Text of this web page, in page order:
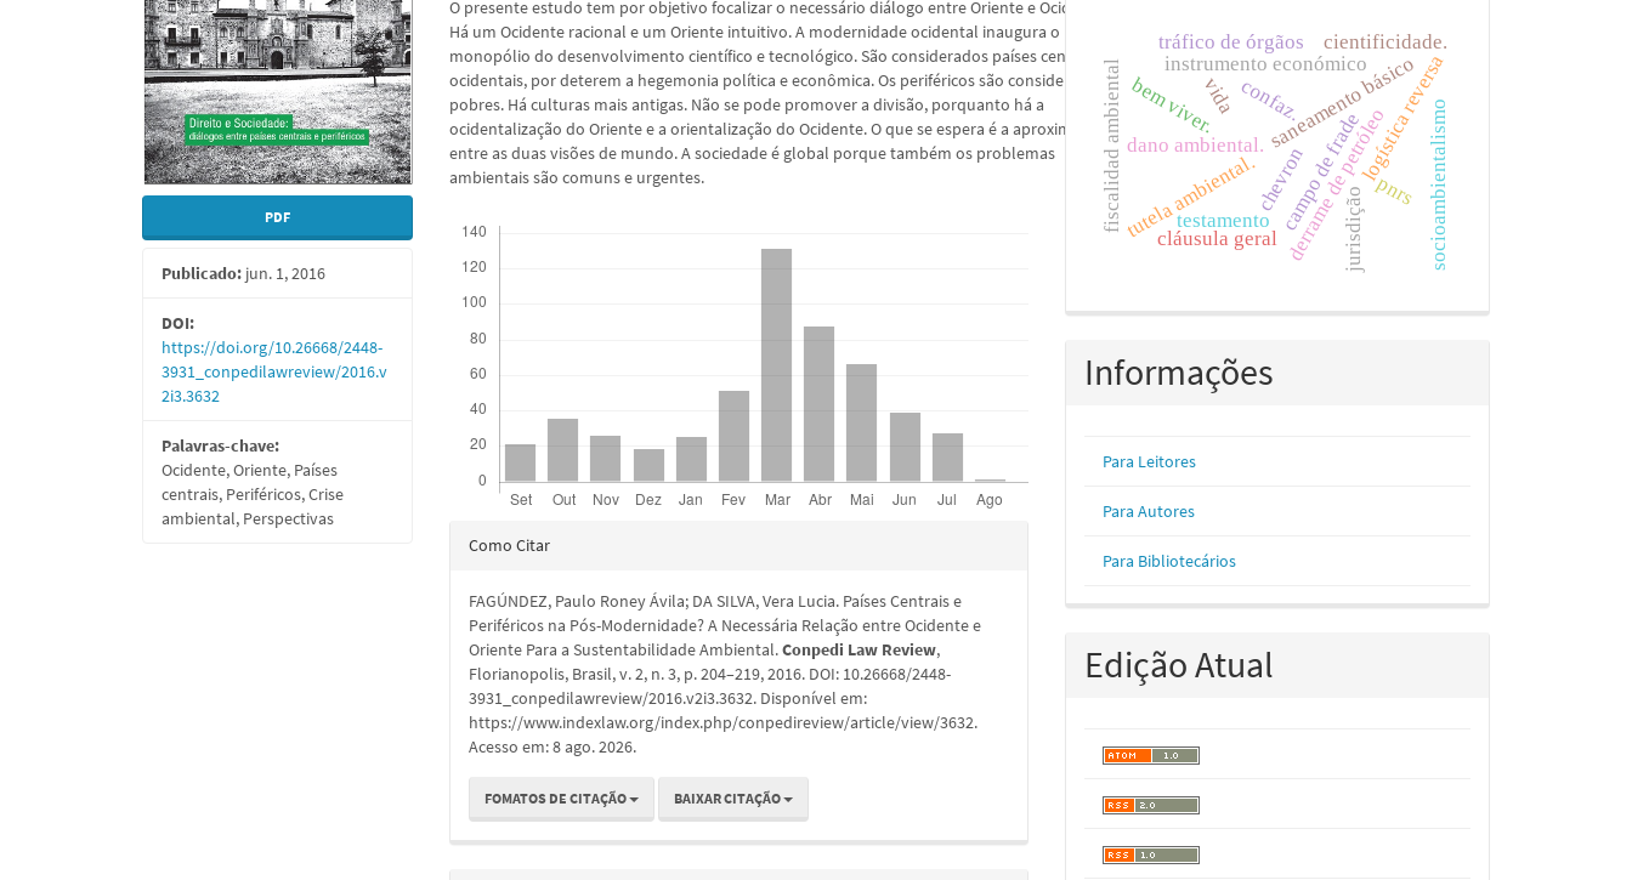
PDF
Publicado: jun. 1, 2016
DOI:
https://doi.org/10.26668/2448-
3931_conpedilawreview/2016.v
2i3.3632
Palavras-chave:
Ocidente, Oriente, Países
centrais, Periféricos, Crise
ambiental, Perspectivas
O presente estudo tem por objetivo focalizar o necessário diálogo entre Oriente e Ocidente.
Há um Ocidente racional e um Oriente intuitivo. A modernidade ocidental inaugura o
monopólio do desenvolvimento científico e tecnológico. São considerados países centrais os
ocidentais, por deterem a hegemonia política e econômica. Os periféricos são considerados
pobres. Há culturas mais antigas. Não se pode promover a divisão, porquanto há a
ocidentalização do Oriente e a orientalização do Ocidente. O que se espera é a aproximação
entre as duas visões de mundo. A sociedade é global porque também os problemas
ambientais são comuns e urgentes.
Detalhes
artigo
Como Citar
FAGÚNDEZ, Paulo Roney Ávila; DA SILVA, Vera Lucia. Países Centrais e
Periféricos na Pós-Modernidade? A Necessária Relação entre Ocidente e
Oriente Para a Sustentabilidade Ambiental.Conpedi Law Review,
Florianopolis, Brasil, v. 2, n. 3, p. 204–219, 2016. DOI: 10.26668/2448-
3931_conpedilawreview/2016.v2i3.3632. Disponível em:
https://www.indexlaw.org/index.php/conpedireview/article/view/3632.
Acesso em: 8 ago. 2026.
FOMATOS DE CITAÇÃO BAIXAR CITAÇÃO
saneamento básico
tutela ambiental.
vida
testamento
dano ambiental. campo de frade
chevronderrame de petróleo
instrumento económico
fiscalidad ambiental
cientificidade.
jurisdição
confaz. logística reversa
socioambientalismo
bem viver.
pnrs
cláusula geral
tráfico de órgãos
Informações
Para Leitores
Para Autores
Para Bibliotecários
Edição Atual